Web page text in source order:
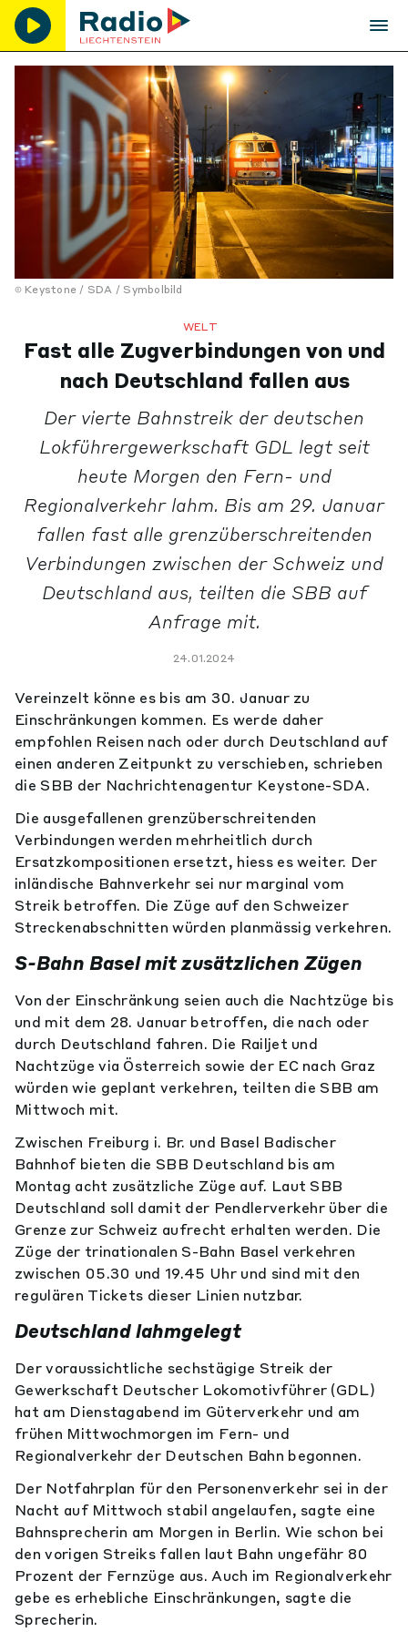
Keystone / SDA / Symbolbild
WELT
Fast alle Zugverbindungen von und
nach Deutschland fallen aus
Der vierte Bahnstreik der deutschen
Lokführergewerkschaft GDL legt seit
heute Morgen den Fern- und
Regionalverkehr lahm. Bis am 29. Januar
fallen fast alle grenzüberschreitenden
Verbindungen zwischen der Schweiz und
Deutschland aus, teilten die SBB auf
Anfrage mit.
24.01.2024
Vereinzelt könne es bis am 30. Januar zu
Einschränkungen kommen. Es werde daher
empfohlen Reisen nach oder durch Deutschland auf
einen anderen Zeitpunkt zu verschieben, schrieben
die SBB der Nachrichtenagentur Keystone-SDA.
Die ausgefallenen grenzüberschreitenden
Verbindungen werden mehrheitlich durch
Ersatzkompositionen ersetzt, hiess es weiter. Der
inländische Bahnverkehr sei nur marginal vom
Streik betroffen. Die Züge auf den Schweizer
Streckenabschnitten würden planmässig verkehren.
S-Bahn Basel mit zusätzlichen Zügen
Von der Einschränkung seien auch die Nachtzüge bis
und mit dem 28. Januar betroffen, die nach oder
durch Deutschland fahren. Die Railjet und
Nachtzüge via Österreich sowie der EC nach Graz
würden wie geplant verkehren, teilten die SBB am
Mittwoch mit.
Zwischen Freiburg i. Br. und Basel Badischer
Bahnhof bieten die SBB Deutschland bis am
Montag acht zusätzliche Züge auf. Laut SBB
Deutschland soll damit der Pendlerverkehr über die
Grenze zur Schweiz aufrecht erhalten werden. Die
Züge der trinationalen S-Bahn Basel verkehren
zwischen 05.30 und 19.45 Uhr und sind mit den
regulären Tickets dieser Linien nutzbar.
Deutschland lahmgelegt
Der voraussichtliche sechstägige Streik der
Gewerkschaft Deutscher Lokomotivführer (GDL)
hat am Dienstagabend im Güterverkehr und am
frühen Mittwochmorgen im Fern- und
Regionalverkehr der Deutschen Bahn begonnen.
Der Notfahrplan für den Personenverkehr sei in der
Nacht auf Mittwoch stabil angelaufen, sagte eine
Bahnsprecherin am Morgen in Berlin. Wie schon bei
den vorigen Streiks fallen laut Bahn ungefähr 80
Prozent der Fernzüge aus. Auch im Regionalverkehr
gebe es erhebliche Einschränkungen, sagte die
Sprecherin.